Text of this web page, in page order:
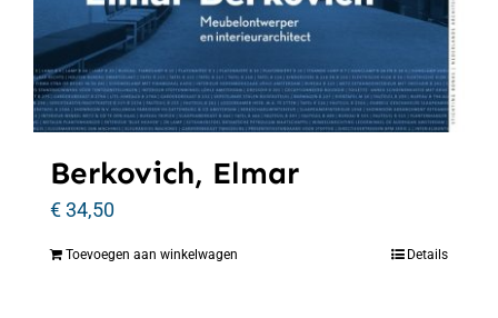
Berkovich, Elmar
€34,50
Toevoegen aan winkelwagen Details